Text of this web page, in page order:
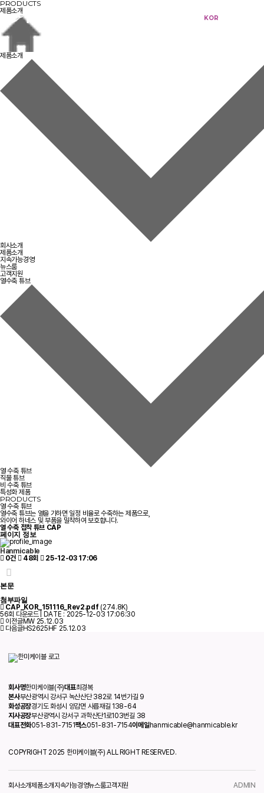
KOR
PRODUCTS
제품소개
제품소개
회사소개
제품소개
지속가능경영
뉴스룸
고객지원
열수축 튜브
열 수축 튜브
직물 튜브
비 수축 튜브
특성화 제품
PRODUCTS
열 수축 튜브
열수축 튜브는 열을 가하면 일정 비율로 수축하는 제품으로,
와이어 하네스 및 부품을 밀착하여 보호합니다.
열 수축 접착 튜브 CAP
페이지 정보
Hanmicable
0건 48회 25-12-03 17:06
본문
첨부파일
CAP_KOR_151116_Rev2.pdf(274.8K)
56회 다운로드 | DATE : 2025-12-03 17:06:30
이전글MW 25.12.03
다음글HS2625HF 25.12.03
회사명한미케이블(주)대표최경복
본사부산광역시 강서구 녹산산단 382로 14번가길 9
화성공장경기도 화성시 양감면 사릅재길 138-64
지사공장부산광역시 강서구 과학산단1로103번길 38
대표전화051-831-7151팩스051-831-7154이메일hanmicable@hanmicable.kr
COPYRIGHT 2025 한미케이블(주) ALL RIGHT RESERVED.
회사소개제품소개지속가능경영뉴스룸고객지원 ADMIN